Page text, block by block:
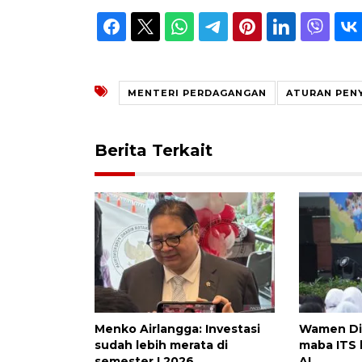
MENTERI PERDAGANGAN ATURAN
Berita Terkait
Menko Airlangga: Investasi
sudah lebih merata di
Wamen
maba